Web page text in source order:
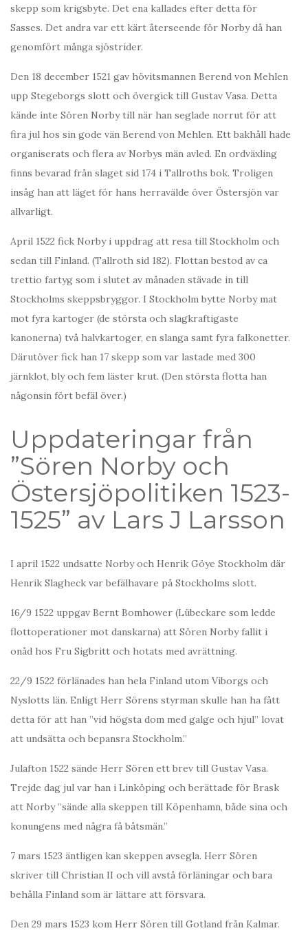
skepp som krigsbyte. Det ena kallades efter detta för
Sasses. Det andra var ett kärt återseende för Norby då han
genomfört många sjöstrider.
Den 18 december 1521 gav hövitsmannen Berend von Mehlen
upp Stegeborgs slott och övergick till Gustav Vasa. Detta
kände inte Sören Norby till när han seglade norrut för att
fira jul hos sin gode vän Berend von Mehlen. Ett bakhåll hade
organiserats och flera av Norbys män avled. En ordväxling
finns bevarad från slaget sid 174 i Tallroths bok. Troligen
insåg han att läget för hans herravälde över Östersjön var
allvarligt.
April 1522 fick Norby i uppdrag att resa till Stockholm och
sedan till Finland. (Tallroth sid 182). Flottan bestod av ca
trettio fartyg som i slutet av månaden stävade in till
Stockholms skeppsbryggor. I Stockholm bytte Norby mat
mot fyra kartoger (de största och slagkraftigaste
kanonerna) två halvkartoger, en slanga samt fyra falkonetter.
Därutöver fick han 17 skepp som var lastade med 300
järnklot, bly och fem läster krut. (Den största flotta han
någonsin fört befäl över.)
Uppdateringar från
”Sören Norby och
Östersjöpolitiken 1523-
1525” av Lars J Larsson
I april 1522 undsatte Norby och Henrik Göye Stockholm där
Henrik Slagheck var befälhavare på Stockholms slott.
16/9 1522 uppgav Bernt Bomhower (Lübeckare som ledde
flottoperationer mot danskarna) att Sören Norby fallit i
onåd hos Fru Sigbritt och hotats med avrättning.
22/9 1522 förlänades han hela Finland utom Viborgs och
Nyslotts län. Enligt Herr Sörens styrman skulle han ha fått
detta för att han ”vid högsta dom med galge och hjul” lovat
att undsätta och bepansra Stockholm.”
Julafton 1522 sände Herr Sören ett brev till Gustav Vasa.
Trejde dag jul var han i Linköping och berättade för Brask
att Norby ”sände alla skeppen till Köpenhamn, både sina och
konungens med några få båtsmän.”
7 mars 1523 äntligen kan skeppen avsegla. Herr Sören
skriver till Christian II och vill avstå förläningar och bara
behålla Finland som är lättare att försvara.
Den 29 mars 1523 kom Herr Sören till Gotland från Kalmar.